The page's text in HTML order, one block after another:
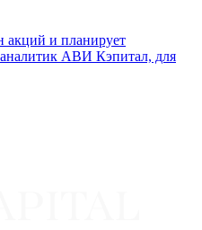
акций и планирует
АВИ Кэпитал, для